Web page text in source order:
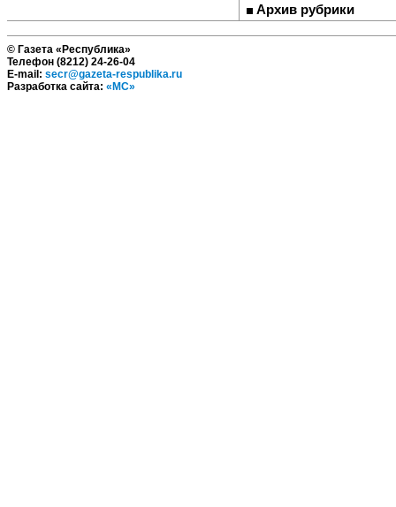
Архив рубрики
© Газета «Республика»
Телефон (8212) 24-26-04
E-mail: secr@gazeta-respublika.ru
Разработка сайта: «МС»